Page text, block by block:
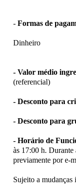
- Formas de
Dinheiro
- Valor médio
(referencial)
- Desconto para
- Desconto para
- Horário de
às 17:00 h. Durante
previamente por e-
Sujeito a mudanças